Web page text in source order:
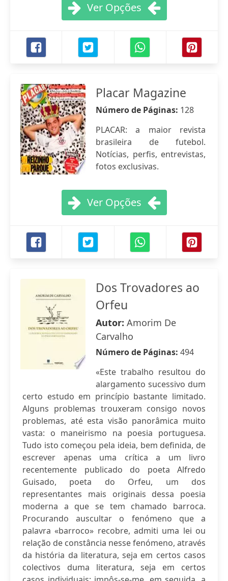
Ver Opções
Placar Magazine
Número de Páginas: 128
PLACAR: a maior revista
brasileira de futebol.
Notícias, perfis, entrevistas,
fotos exclusivas.
Ver Opções
Dos Trovadores ao
Orfeu
Autor: Amorim De
Carvalho
Número de Páginas: 494
«Este trabalho resultou do
alargamento sucessivo dum
certo estudo em princípio bastante limitado.
Alguns problemas trouxeram consigo novos
problemas, até esta visão panorâmica muito
vasta: o maneirismo na poesia portuguesa.
Tudo isto começou pela ideia, bem definida, de
escrever apenas uma crítica a um livro
recentemente publicado do poeta Alfredo
Guisado, poeta do Orfeu, um dos
representantes mais originais dessa poesia
moderna a que se tem chamado barroca.
Procurando auscultar o fenómeno que a
palavra «barroco» recobre, admiti uma lei ou
relação de constância nesse fenómeno, através
da história da literatura, seja em certos casos
colectivos duma literatura, seja em certos